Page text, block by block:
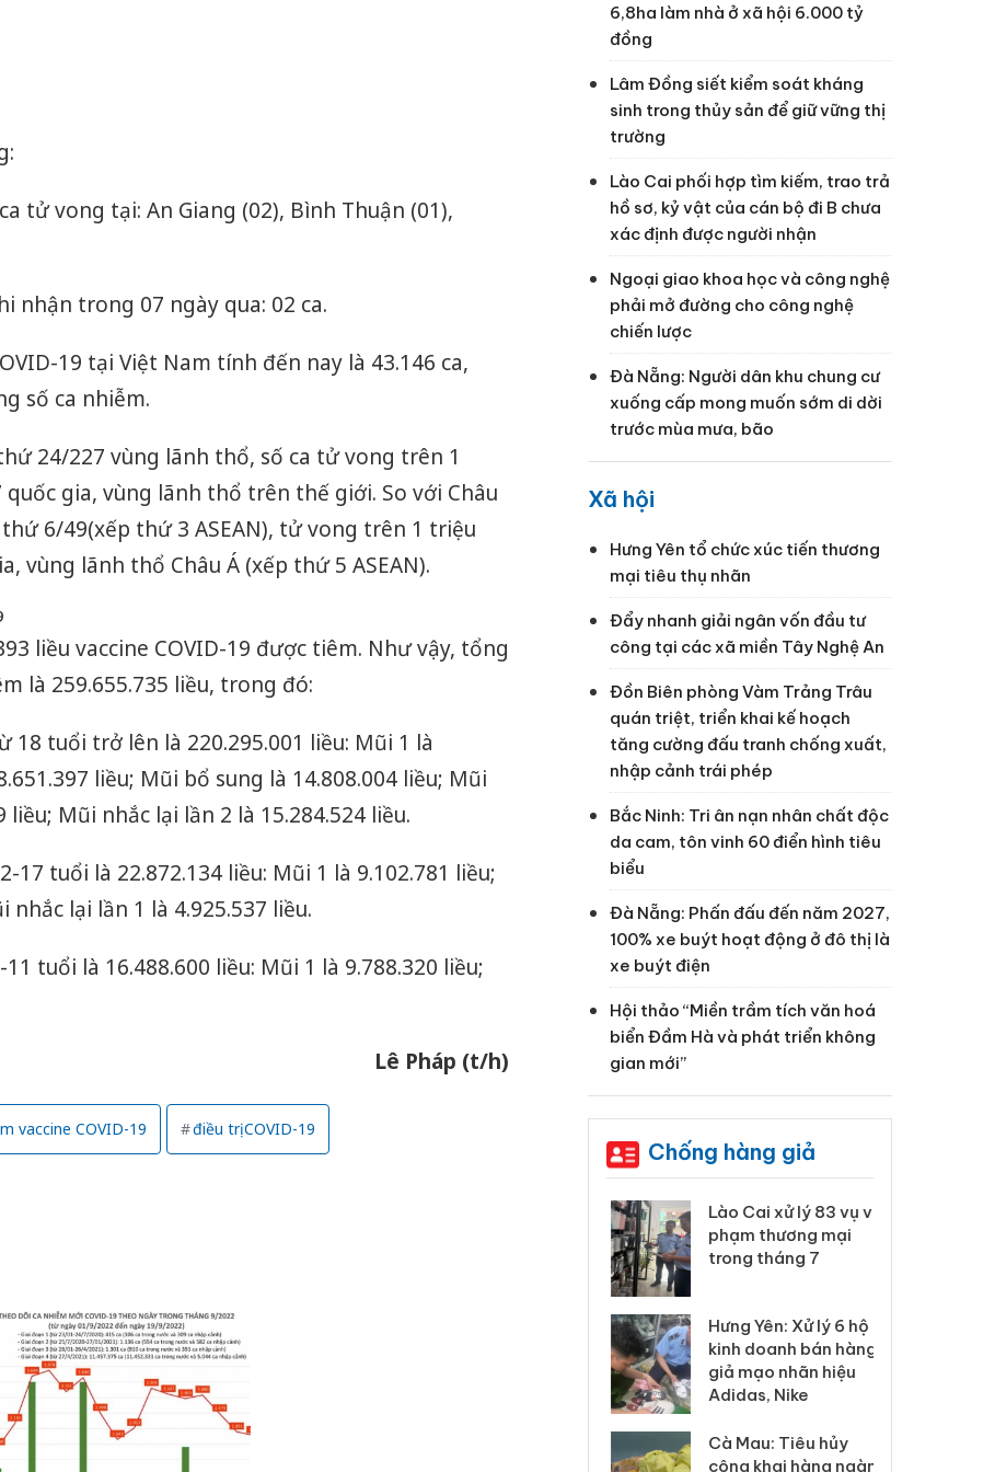
tử vong tại: An Giang (02), Bình Thuận (01),
nhận trong 07 ngày qua: 02 ca.
19 tại Việt Nam tính đến nay là 43.146 ca,
số ca nhiễm.
24/227 vùng lãnh thổ, số ca tử vong trên 1
gia, vùng lãnh thổ trên thế giới. So với Châu
6/49(xếp thứ 3 ASEAN), tử vong trên 1 triệu
vùng lãnh thổ Châu Á (xếp thứ 5 ASEAN).
liều vaccine COVID-19 được tiêm. Như vậy, tổng
là 259.655.735 liều, trong đó:
18 tuổi trở lên là 220.295.001 liều: Mũi 1 là
liều; Mũi bổ sung là 14.808.004 liều; Mũi
liều; Mũi nhắc lại lần 2 là 15.284.524 liều.
17 tuổi là 22.872.134 liều: Mũi 1 là 9.102.781 liều;
nhắc lại lần 1 là 4.925.537 liều.
tuổi là 16.488.600 liều: Mũi 1 là 9.788.320 liều;
Lê Pháp (t/h)
vaccine COVID-19 điều trị COVID-19
6,8ha làm nhà ở xã hội 6.000 tỷ
đồng
Lâm Đồng siết kiểm soát kháng
sinh trong thủy sản để giữ vững thị
trường
Lào Cai phối hợp tìm kiếm, trao trả
hồ sơ, kỷ vật của cán bộ đi B chưa
xác định được người nhận
Ngoại giao khoa học và công nghệ
phải mở đường cho công nghệ
chiến lược
Đà Nẵng: Người dân khu chung cư
xuống cấp mong muốn sớm di dời
trước mùa mưa, bão
Xã hội
Hưng Yên tổ chức xúc tiến thương
mại tiêu thụ nhãn
Đẩy nhanh giải ngân vốn đầu tư
công tại các xã miền Tây Nghệ An
Đồn Biên phòng Vàm Trảng Trâu
quán triệt, triển khai kế hoạch
tăng cường đấu tranh chống xuất,
nhập cảnh trái phép
Bắc Ninh: Tri ân nạn nhân chất độc
da cam, tôn vinh 60 điển hình tiêu
biểu
Đà Nẵng: Phấn đấu đến năm 2027,
100% xe buýt hoạt động ở đô thị là
xe buýt điện
Hội thảo “Miền trầm tích văn hoá
biển Đầm Hà và phát triển không
gian mới”
Chống hàng giả
Lào Cai xử lý 83 vụ vi
phạm thương mại
trong tháng 7
Hưng Yên: Xử lý 6 hộ
kinh doanh bán hàng
giả mạo nhãn hiệu
Adidas, Nike
Cà Mau: Tiêu hủy
công khai hàng ngàn